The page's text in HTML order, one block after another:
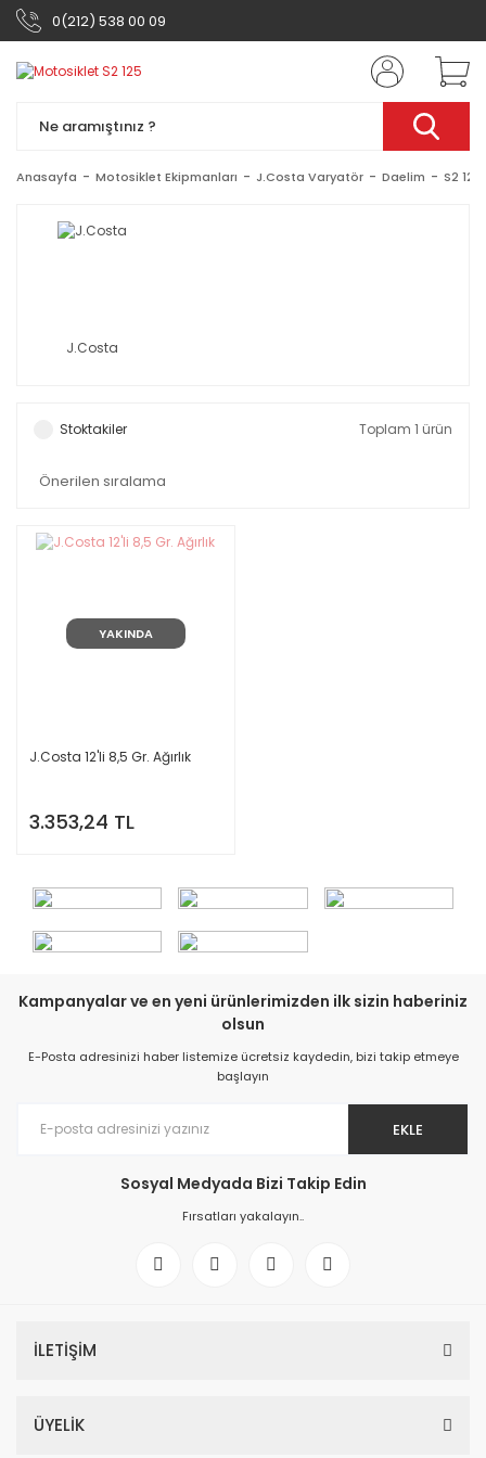
0(212) 538 00 09
Anasayfa Motosiklet Ekipmanları J.Costa Varyatör Daelim S2 125
J.Costa
Stoktakiler Toplam 1 ürün
YAKINDA
J.Costa 12'li 8,5 Gr. Ağırlık
3.353,24 TL
Kampanyalar ve en yeni ürünlerimizden ilk sizin haberiniz
olsun
E-Posta adresinizi haber listemize ücretsiz kaydedin, bizi takip etmeye
başlayın
EKLE
Sosyal Medyada Bizi Takip Edin
Fırsatları yakalayın..
İLETİŞİM
ÜYELİK